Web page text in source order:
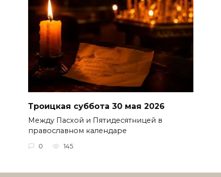
Троицкая суббота 30 мая 2026
Между Пасхой и Пятидесятницей в
православном календаре
0 145